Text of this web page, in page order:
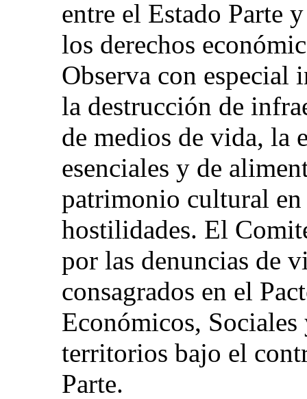
entre el Estado Parte
los derechos
Observa con especial
la destrucción de
de medios de vida, la
esenciales y de
patrimonio cultural en
hostilidades. El
por las denuncias de
consagrados en el
Económicos,
territorios bajo el
Parte.